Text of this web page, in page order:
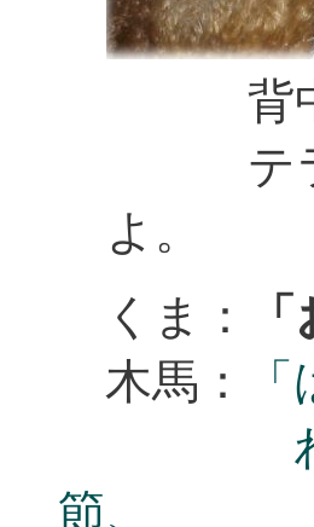
背中に
テラス
よ。
くま：
木馬：
わたく
節、